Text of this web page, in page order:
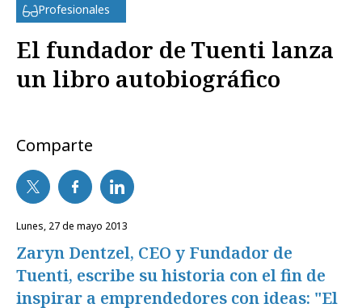
Profesionales
El fundador de Tuenti lanza
un libro autobiográfico
Comparte
lunes, 27 de mayo 2013
Zaryn Dentzel, CEO y Fundador de
Tuenti, escribe su historia con el fin de
inspirar a emprendedores con ideas: "El